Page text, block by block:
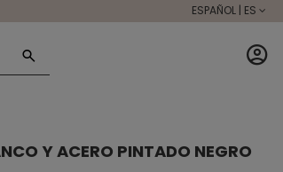
ESPAÑOL | ES
Y ACERO PINTADO NEGRO